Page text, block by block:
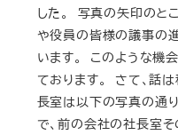
した。 写真の矢印のと
や役員の皆様の議事の
います。 このような機
ております。 さて、話
長室は以下の写真の通
で、前の会社の社長室